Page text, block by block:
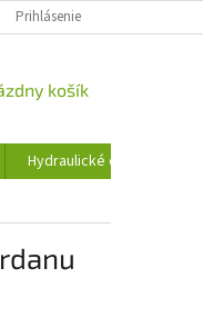
O SÚBOROCH COOKIES
Prihlásenie
košík
Hydraulické čerpadlá